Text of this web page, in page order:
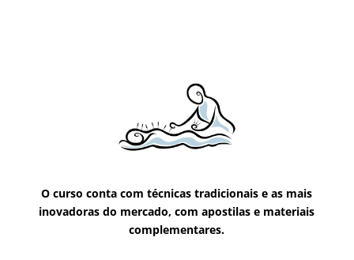
O curso conta com técnicas tradicionais e as mais
inovadoras do mercado, com apostilas e materiais
complementares.